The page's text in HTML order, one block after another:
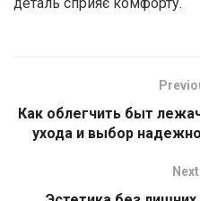
Как облегчить быт
ухода и выбор